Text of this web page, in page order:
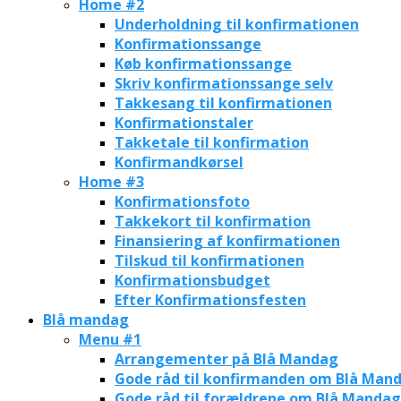
Home #2
Underholdning til konfirmationen
Konfirmationssange
Køb konfirmationssange
Skriv konfirmationssange selv
Takkesang til konfirmationen
Konfirmationstaler
Takketale til konfirmation
Konfirmandkørsel
Home #3
Konfirmationsfoto
Takkekort til konfirmation
Finansiering af konfirmationen
Tilskud til konfirmationen
Konfirmationsbudget
Efter Konfirmationsfesten
Blå mandag
Menu #1
Arrangementer på Blå Mandag
Gode råd til konfirmanden om Blå